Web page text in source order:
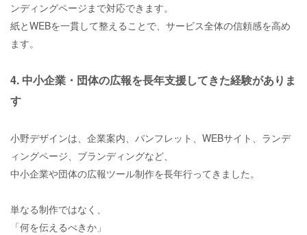
ンディングページまで対応できます。
紙とWEBを一貫して整えることで、サービス全体の信頼感を高め
ます。
4. 中小企業・団体の広報を長年支援してきた経験がありま
す
小野デザインは、企業案内、パンフレット、WEBサイト、ランデ
ィングページ、ブランディングなど、
中小企業や団体の広報ツール制作を長年行ってきました。
単なる制作ではなく、
「何を伝えるべきか」